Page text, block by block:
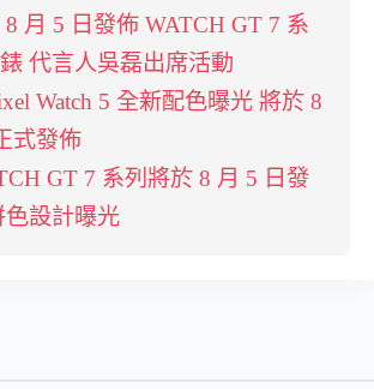
月 5 日發佈 WATCH GT 7 系
代言人吳磊出席活動
Watch 5 全新配色曝光 將於 8
式發佈
GT 7 系列將於 8 月 5 日發
設計曝光